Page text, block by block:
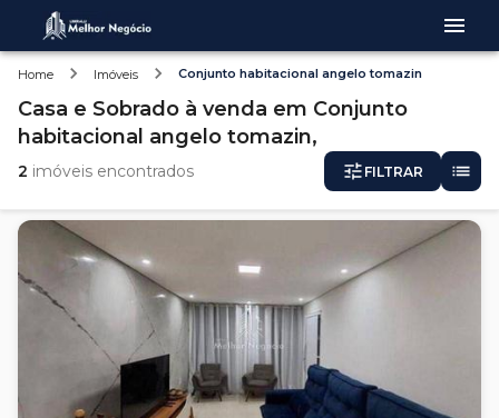
Home Imóveis Conjunto habitacional angelo tomazin
Casa e Sobrado à venda em Conjunto
habitacional angelo tomazin,
2 imóveis encontrados FILTRAR